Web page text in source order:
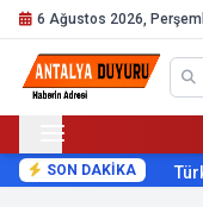
6 Ağustos 2026,
SON DAKİKA